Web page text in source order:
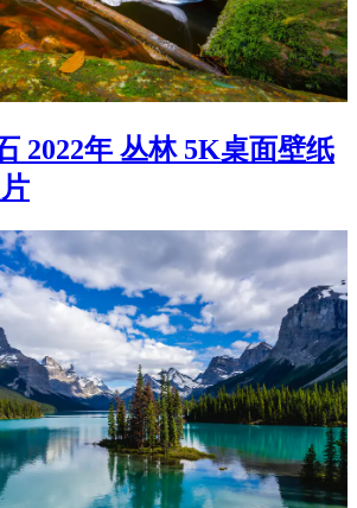
2022年 丛林 5K桌面壁纸